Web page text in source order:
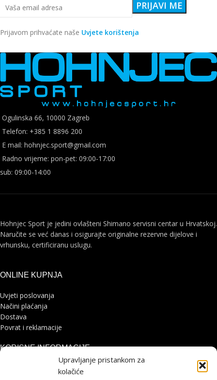
Upravljanje pristankom za
kolačiće
Prijavom prihvaćate naše Uvjete korištenja
Ogulinska 66, 10000 Zagreb
Telefon: +385 1 8896 200
E mail: hohnjec.sport@gmail.com
Radno vrijeme: pon-pet: 09:00-17:00
sub: 09:00-14:00
Hohnjec Sport je jedini ovlašteni Shimano servisni centar u Hrvatskoj.
Naručite se već danas i osigurajte originalne rezervne dijelove i
vrhunsku, certificiranu uslugu.
ONLINE KUPNJA
Uvjeti poslovanja
Načini plaćanja
Dostava
Povrat i reklamacije
KORISNE INFORMACIJE
Zaštita osobnih podataka